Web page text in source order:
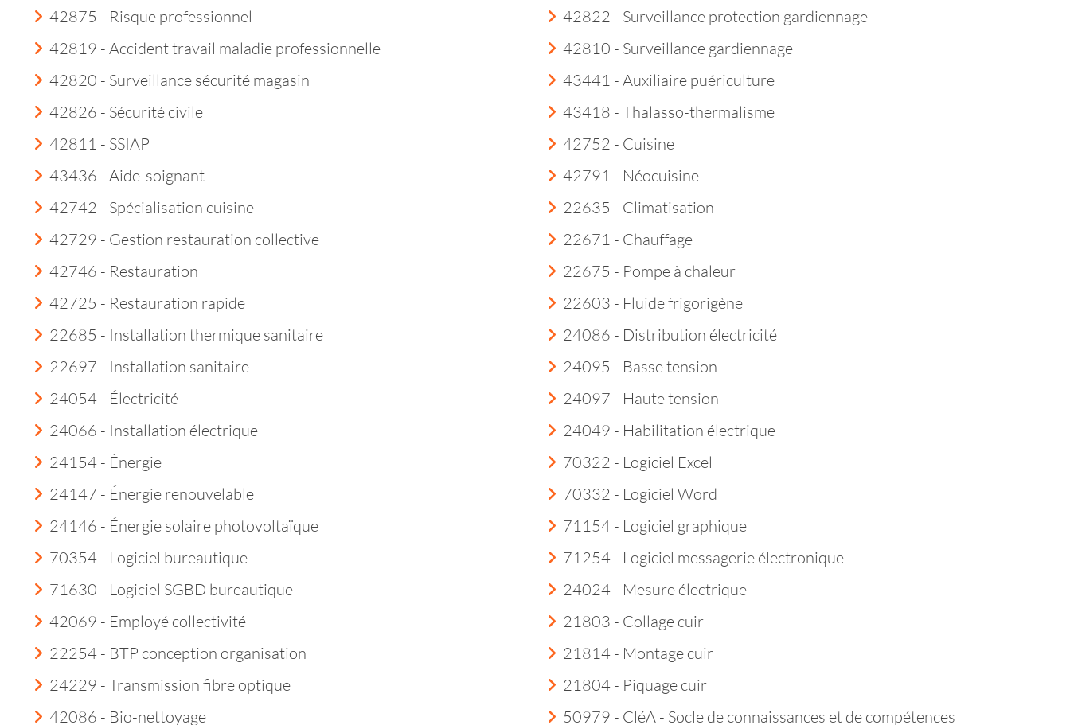
42875 - Risque professionnel
42819 - Accident travail maladie professionnelle
42822 - Surveillance protection gardiennage
42810 - Surveillance gardiennage
42820 - Surveillance sécurité magasin
42826 - Sécurité civile
42811 - SSIAP
43436 - Aide-soignant
43441 - Auxiliaire puériculture
43418 - Thalasso-thermalisme
42752 - Cuisine
42791 - Néocuisine
42742 - Spécialisation cuisine
42729 - Gestion restauration collective
42746 - Restauration
42725 - Restauration rapide
22635 - Climatisation
22671 - Chauffage
22675 - Pompe à chaleur
22603 - Fluide frigorigène
22685 - Installation thermique sanitaire
22697 - Installation sanitaire
24054 - Électricité
24066 - Installation électrique
24086 - Distribution électricité
24095 - Basse tension
24097 - Haute tension
24049 - Habilitation électrique
24154 - Énergie
24147 - Énergie renouvelable
24146 - Énergie solaire photovoltaïque
70354 - Logiciel bureautique
70322 - Logiciel Excel
70332 - Logiciel Word
71154 - Logiciel graphique
71254 - Logiciel messagerie électronique
71630 - Logiciel SGBD bureautique
42069 - Employé collectivité
22254 - BTP conception organisation
24229 - Transmission fibre optique
24024 - Mesure électrique
21803 - Collage cuir
21814 - Montage cuir
21804 - Piquage cuir
42086 - Bio-nettoyage
50979 - CléA - Socle de connaissances et de compétences